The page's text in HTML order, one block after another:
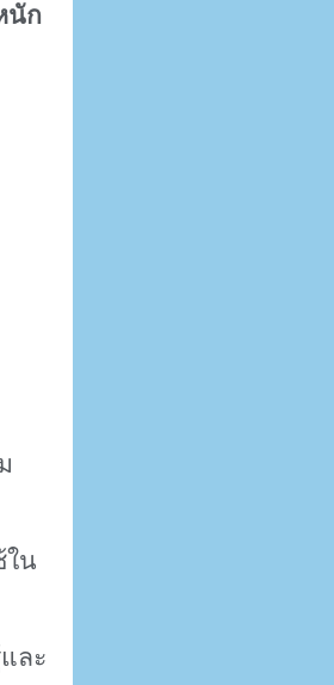
นัก
ใน
ละ